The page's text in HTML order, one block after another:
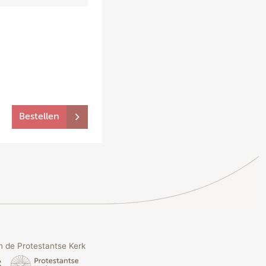
Bestellen
de Protestantse Kerk